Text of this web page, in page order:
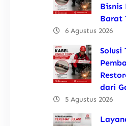
Bisnis
Barat
6 Agustus 2026
Solusi
dari
5 Agustus 2026